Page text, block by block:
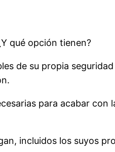
qué opción tienen?
de su propia
para acabar con
incluidos los suyos